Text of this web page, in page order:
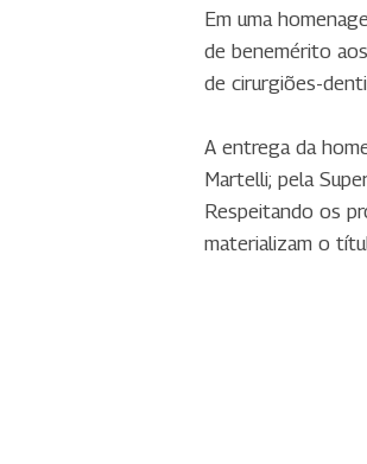
Em uma
de benemérito
de cirurgiões-
A entrega da
Martelli; pela
Respeitando os
materializam o